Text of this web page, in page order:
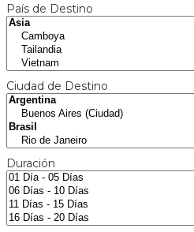
País de Destino
Ciudad de Destino
Duración